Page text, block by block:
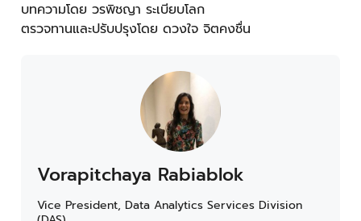
บทความโดย วรพิชญา ระเบียบโลก
ตรวจทานและปรับปรุงโดย ดวงใจ จิตคงชื่น
Vorapitchaya Rabiablok
Vice President, Data Analytics Services Division